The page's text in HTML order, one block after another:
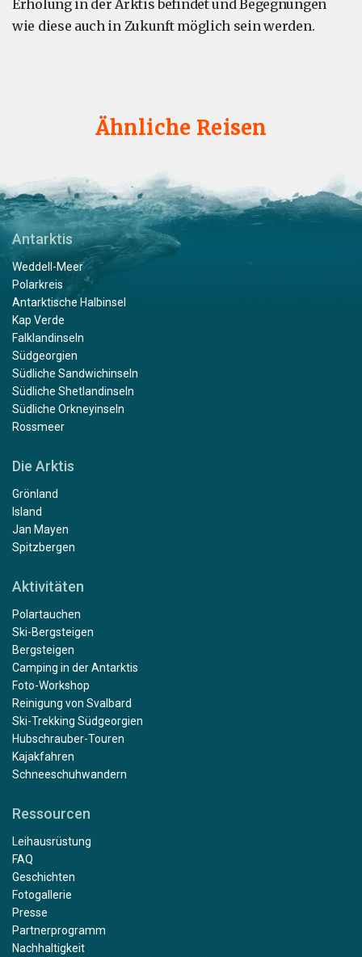
Erholung in der Arktis befindet und Begegnungen
wie diese auch in Zukunft möglich sein werden.
Ähnliche Reisen
Antarktis
Weddell-Meer
Polarkreis
Antarktische Halbinsel
Kap Verde
Falklandinseln
Südgeorgien
Südliche Sandwichinseln
Südliche Shetlandinseln
Südliche Orkneyinseln
Rossmeer
Die Arktis
Grönland
Island
Jan Mayen
Spitzbergen
Aktivitäten
Polartauchen
Ski-Bergsteigen
Bergsteigen
Camping in der Antarktis
Foto-Workshop
Reinigung von Svalbard
Ski-Trekking Südgeorgien
Hubschrauber-Touren
Kajakfahren
Schneeschuhwandern
Ressourcen
Leihausrüstung
FAQ
Geschichten
Fotogallerie
Presse
Partnerprogramm
Nachhaltigkeit